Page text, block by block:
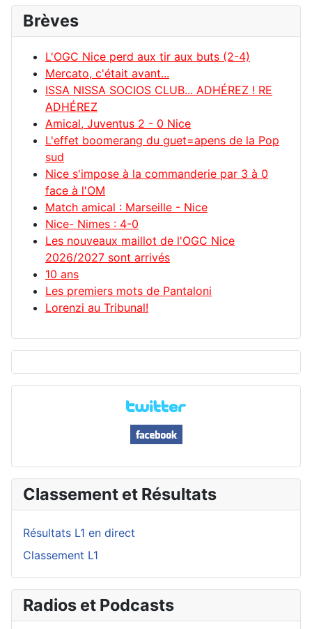
Brèves
L'OGC Nice perd aux tir aux buts (2-4)
Mercato, c'était avant...
ISSA NISSA SOCIOS CLUB... ADHÉREZ ! RE
ADHÉREZ
Amical, Juventus 2 - 0 Nice
L'effet boomerang du guet=apens de la Pop
sud
Nice s'impose à la commanderie par 3 à 0
face à l'OM
Match amical : Marseille - Nice
Nice- Nimes : 4-0
Les nouveaux maillot de l'OGC Nice
2026/2027 sont arrivés
10 ans
Les premiers mots de Pantaloni
Lorenzi au Tribunal!
Classement et Résultats
Résultats L1 en direct
Classement L1
Radios et Podcasts